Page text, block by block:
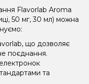
Flavorlab Aroma
50 мг, 30 мл) можна
що дозволяє
поєднання.
та